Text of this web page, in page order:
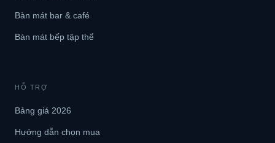
Bàn mát bar & café
Bàn mát bếp tập thể
HỖ TRỢ
Bảng giá 2026
Hướng dẫn chọn mua